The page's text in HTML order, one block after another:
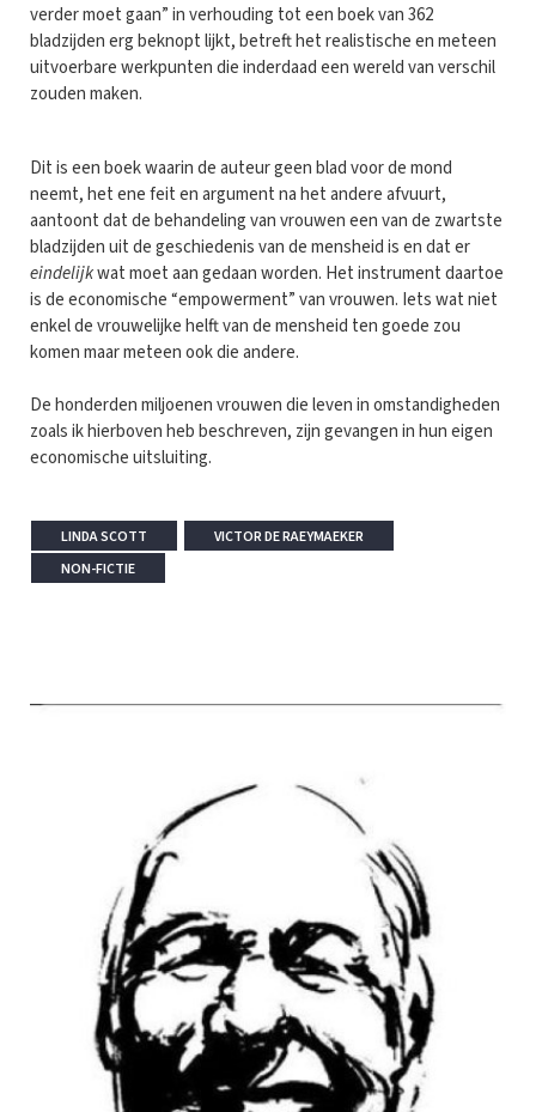
verder moet gaan” in verhouding tot een boek van 362
bladzijden erg beknopt lijkt, betreft het realistische en meteen
uitvoerbare werkpunten die inderdaad een wereld van verschil
zouden maken.
Dit is een boek waarin de auteur geen blad voor de mond
neemt, het ene feit en argument na het andere afvuurt,
aantoont dat de behandeling van vrouwen een van de zwartste
bladzijden uit de geschiedenis van de mensheid is en dat er
eindelijkwat moet aan gedaan worden. Het instrument daartoe
is de economische “empowerment” van vrouwen. Iets wat niet
enkel de vrouwelijke helft van de mensheid ten goede zou
komen maar meteen ook die andere.
De honderden miljoenen vrouwen die leven in omstandigheden
zoals ik hierboven heb beschreven, zijn gevangen in hun eigen
economische uitsluiting.
LINDA SCOTT
VICTOR DE RAEYMAEKER
NON-FICTIE